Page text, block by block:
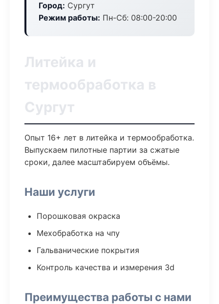
Город: Сургут
Режим работы: Пн-Сб: 08:00-20:00
Литейка и
термообработка в
Сургут
Опыт 16+ лет в литейка и термообработка.
Выпускаем пилотные партии за сжатые
сроки, далее масштабируем объёмы.
Наши услуги
Порошковая окраска
Мехобработка на чпу
Гальванические покрытия
Контроль качества и измерения 3d
Преимущества работы с нами